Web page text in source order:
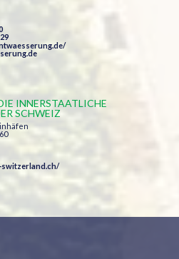
INNERSTAATLICHE
SCHWEIZ